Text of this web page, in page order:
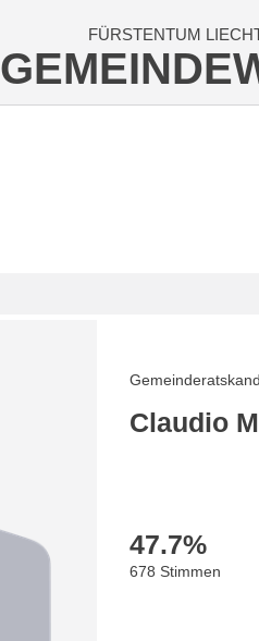
FÜRSTENTUM
Claudio
47.7%
678 Stimmen